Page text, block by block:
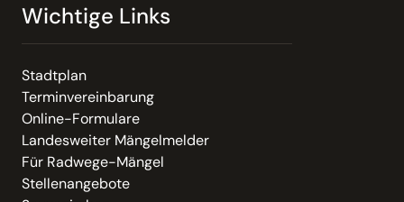
Wichtige Links
Stadtplan
Terminvereinbarung
Online-Formulare
Landesweiter Mängelmelder
Für Radwege-Mängel
Stellenangebote